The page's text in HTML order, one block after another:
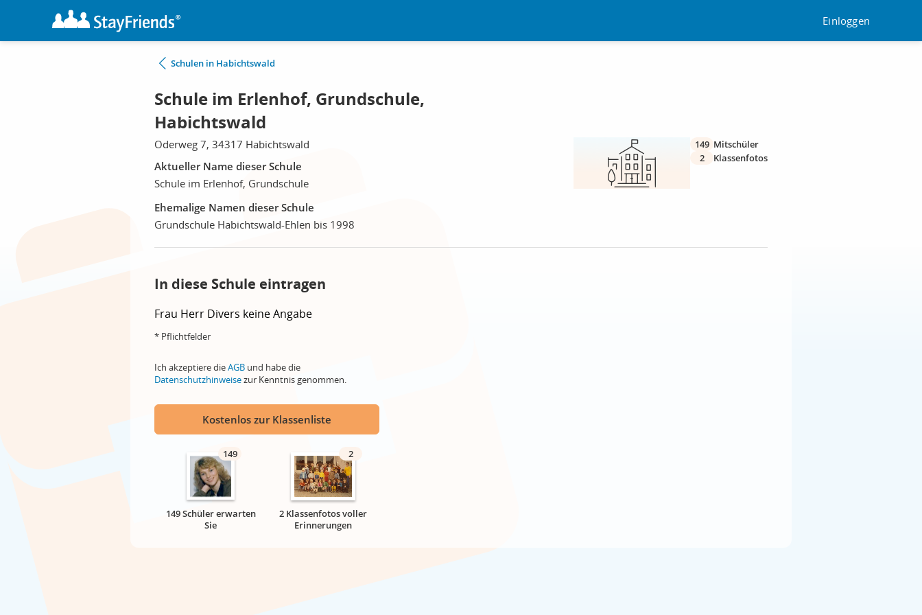
Einloggen
Schulen in Habichtswald
Schule im Erlenhof, Grundschule,
Habichtswald
Oderweg 7, 34317 Habichtswald
Aktueller Name dieser Schule
Schule im Erlenhof, Grundschule
Ehemalige Namen dieser Schule
Grundschule Habichtswald-Ehlen bis 1998
149 Mitschüler
2
Klassenfotos
In diese Schule eintragen
Frau Herr Divers keine Angabe
* Pflichtfelder
Ich akzeptiere dieAGB und habe die
Datenschutzhinweisezur Kenntnis genommen.
Kostenlos zur Klassenliste
149
149 Schüler erwarten
Sie
2
2 Klassenfotos voller
Erinnerungen